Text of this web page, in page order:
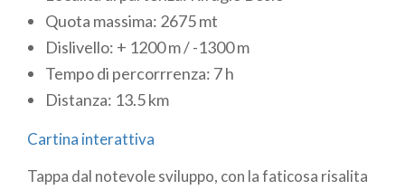
Quota massima: 2675 mt
Dislivello: + 1200 m / -1300 m
Tempo di percorrrenza: 7 h
Distanza: 13.5 km
Cartina interattiva
Tappa dal notevole sviluppo, con la faticosa risalita